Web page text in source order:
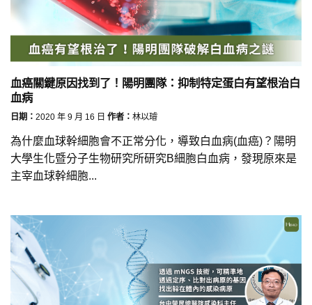
血癌關鍵原因找到了！陽明團隊：抑制特定蛋白有望根治白
血病
日期： 2020 年 9 月 16 日 作者： 林以璿
為什麼血球幹細胞會不正常分化，導致白血病(血癌)？陽明
大學生化暨分子生物研究所研究B細胞白血病，發現原來是
主宰血球幹細胞...